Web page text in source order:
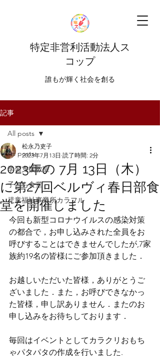
特定非営利活動法人ス
コップ
​​誰もが輝く社会を創る
記事
All posts
学習支援教室
子ども食堂
児童福祉事業所カラフル
All posts
2023年の 7月 13日（木）
に第27回ベルヴィ春日部食
堂を開催しました
松永乃吏子
2023年7月13日 読了時間: 2分
今回も新型コロナウイルスの感染対策
の都合で，お申し込みされた全員をお
呼びすることはできませんでしたが,7家
族約19名の皆様にご参加頂きました．
お越しいただいた皆様，ありがとうご
ざいました．また，お呼びできなかっ
た皆様，申し訳ありません．またのお
申し込みをお待ちしております．
毎回はイベントとしてカラクリおもち
ゃパタパタの作成を行いました.